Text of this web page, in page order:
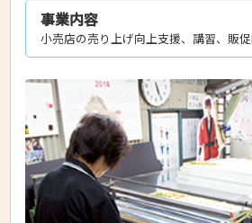
事業内容
小売店の売り上げ向上支援、講習、販